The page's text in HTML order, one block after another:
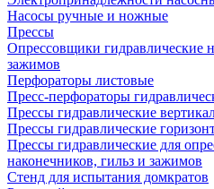
Насосы ручные и ножные
Прессы
Опрессовщики гидравлические
зажимов
Перфораторы листовые
Пресс-перфораторы
Прессы гидравлические
Прессы гидравлические
Прессы гидравлические для
наконечников, гильз и зажимов
Стенд для испытания домкратов